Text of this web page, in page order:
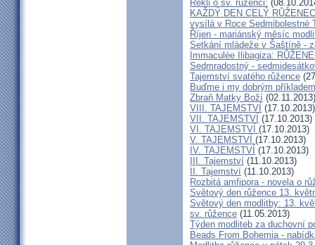
Řekli o sv. ruženci:
KAŽDÝ DEN CELÝ RŮŽENEC
vysílá v Roce Sedmibolestné
Říjen - mariánský měsíc
Setkání mládeže v Šaštíně -
Immaculée Ilibagiza:
Sedmradostný -
Tajemství svatého růžence
Buďme i my dobrým
Zbraň Matky Boží (02.11.2013)
VIII. TAJEMSTVÍ (17.10.2013)
VII. TAJEMSTVÍ (17.10.2013)
VI. TAJEMSTVÍ (17.10.2013)
V. TAJEMSTVÍ (17.10.2013)
IV. TAJEMSTVÍ (17.10.2013)
III. Tajemství (11.10.2013)
II. Tajemství (11.10.2013)
Rozbitá amfipora - novela o
Světový den růžence 13.
Světový den modlitby: 13.
sv. růžence (11.05.2013)
Týden modliteb za duchovní
Beads From Bohemia -